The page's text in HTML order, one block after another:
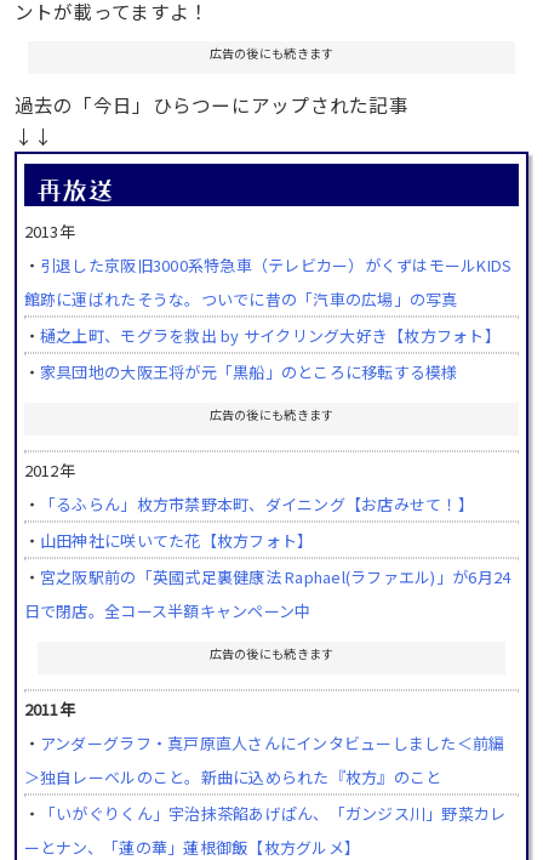
ントが載ってますよ！
広告の後にも続きます
過去の「今日」ひらつーにアップされた記事
↓↓
2013年
・ 引退した京阪旧3000系特急車（テレビカー）がくずはモールKIDS
館跡に運ばれたそうな。ついでに昔の「汽車の広場」の写真
・ 樋之上町、モグラを救出 by サイクリング大好き【枚方フォト】
・ 家具団地の大阪王将が元「黒船」のところに移転する模様
広告の後にも続きます
2012年
・
「るふらん」枚方市禁野本町、ダイニング【お店みせて！】
・ 山田神社に咲いてた花【枚方フォト】
・ 宮之阪駅前の「英國式足裏健康法 Raphael(ラファエル)」が6月24
日で閉店。全コース半額キャンペーン中
広告の後にも続きます
2011年
・ アンダーグラフ・真戸原直人さんにインタビューしました＜前編
＞独自レーベルのこと。新曲に込められた『枚方』のこと
・
「いがぐりくん」宇治抹茶餡あげぱん、「ガンジス川」野菜カレ
ーとナン、「蓮の華」蓮根御飯【枚方グルメ】